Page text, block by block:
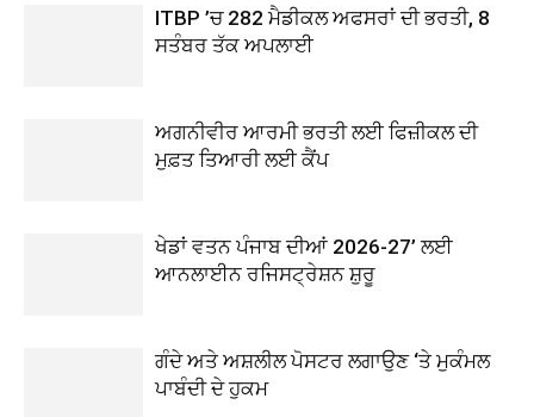
ITBP ’ਚ 282 ਮੈਡੀਕਲ ਅਫਸਰਾਂ ਦੀ ਭਰਤੀ, 8
ਸਤੰਬਰ ਤੱਕ ਅਪਲਾਈ
ਅਗਨੀਵੀਰ ਆਰਮੀ ਭਰਤੀ ਲਈ ਫਿਜ਼ੀਕਲ ਦੀ
ਮੁਫ਼ਤ ਤਿਆਰੀ ਲਈ ਕੈਂਪ
ਖੇਡਾਂ ਵਤਨ ਪੰਜਾਬ ਦੀਆਂ 2026-27’ ਲਈ
ਆਨਲਾਈਨ ਰਜਿਸਟ੍ਰੇਸ਼ਨ ਸ਼ੁਰੂ
ਗੰਦੇ ਅਤੇ ਅਸ਼ਲੀਲ ਪੋਸਟਰ ਲਗਾਉਣ ‘ਤੇ ਮੁਕੰਮਲ
ਪਾਬੰਦੀ ਦੇ ਹੁਕਮ